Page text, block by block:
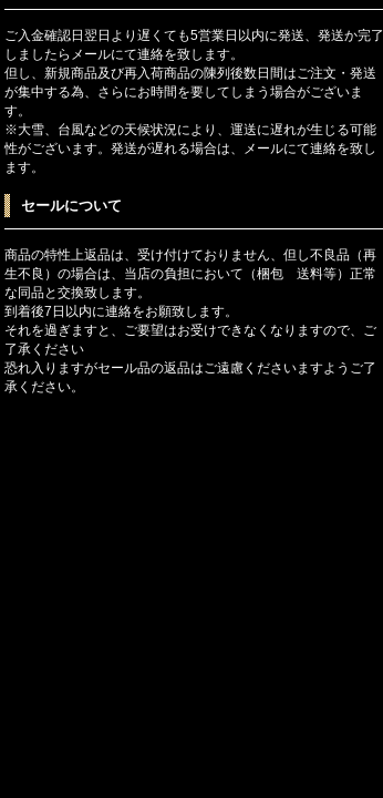
ご入金確認日翌日より遅くても5営業日以内に発送、発送か完了
しましたらメールにて連絡を致します。
但し、新規商品及び再入荷商品の陳列後数日間はご注文・発送
が集中する為、さらにお時間を要してしまう場合がございま
す。
※大雪、台風などの天候状況により、運送に遅れが生じる可能
性がございます。発送が遅れる場合は、メールにて連絡を致し
ます。
セールについて
商品の特性上返品は、受け付けておりません、但し不良品（再
生不良）の場合は、当店の負担において（梱包 送料等）正常
な同品と交換致します。
到着後7日以内に連絡をお願致します。
それを過ぎますと、ご要望はお受けできなくなりますので、ご
了承ください
恐れ入りますがセール品の返品はご遠慮くださいますようご了
承ください。